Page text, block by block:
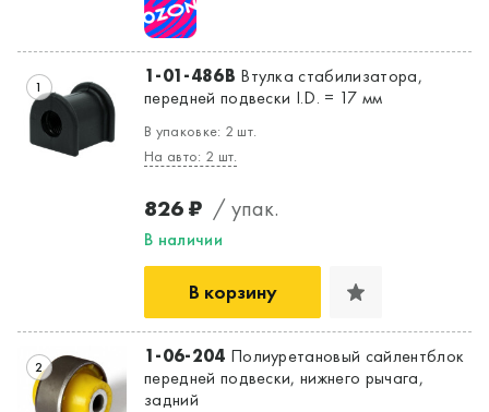
Да, верно Нет, выбрать другой
1 1-01-486B Втулка стабилизатора,
передней подвески I.D. = 17 мм
В упаковке: 2 шт.
На авто: 2 шт.
826 ₽ / упак.
В наличии
В корзину
2 1-06-204 Полиуретановый сайлентблок
передней подвески, нижнего рычага,
задний